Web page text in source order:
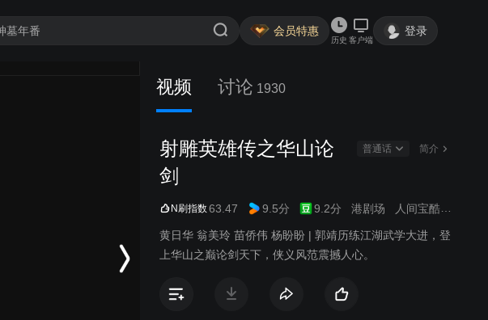
会员特惠
历史 客户端
登录
视频 讨论 1930
射雕英雄传之华山论
剑
普通话 简介
N刷指数63.47 9.5分 9.2分 港剧场 人间宝酷
黄日华 翁美玲 苗侨伟 杨盼盼 | 郭靖历练江湖武学大进，登
上华山之巅论剑天下，侠义风范震撼人心。